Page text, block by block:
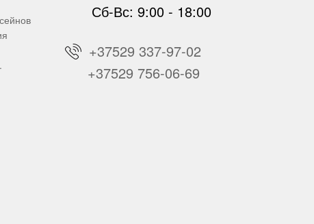
Сб-Вс: 9:00 - 18:00
+37529 337-97-02
+37529 756-06-69